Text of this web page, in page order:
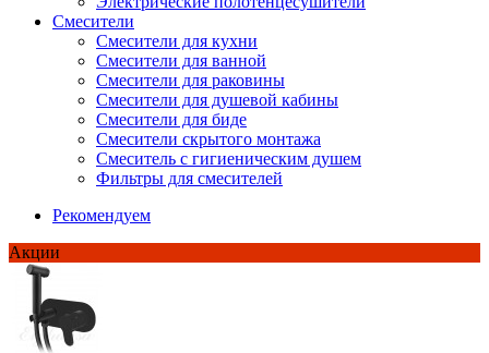
Смесители
Смесители для кухни
Смесители для ванной
Смесители для раковины
Смесители для душевой кабины
Смесители для биде
Смесители скрытого монтажа
Смеситель с гигиеническим душем
Фильтры для смесителей
Рекомендуем
Акции